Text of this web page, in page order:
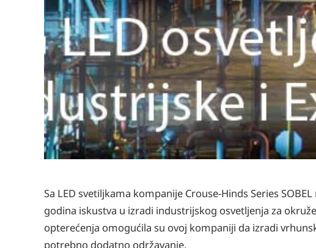
Sa LED svetiljkama kompanije Crouse-Hinds Series
godina iskustva u izradi industrijskog osvetljenja za
opterećenja omogućila su ovoj kompaniji da izradi
potrebno dodatno održavanje.